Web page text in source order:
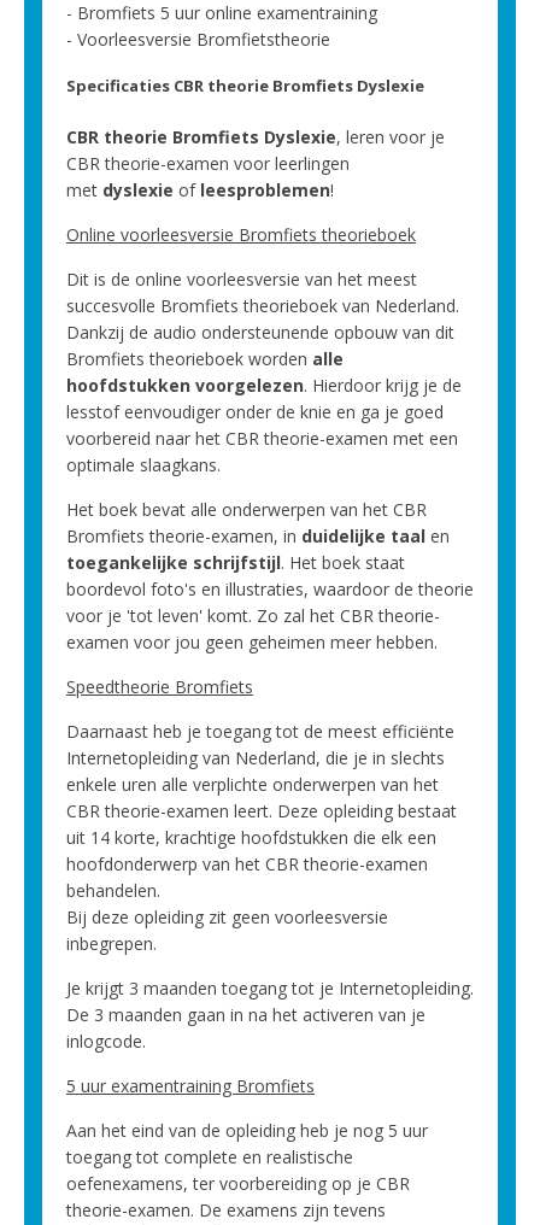
Bromfiets 5 uur online examentraining
Voorleesversie Bromfietstheorie
Specificaties CBR theorie Bromfiets Dyslexie
CBR theorie Bromfiets Dyslexie, leren voor je
CBR theorie-examen voor leerlingen
met dyslexie of leesproblemen!
Online voorleesversie Bromfiets theorieboek
Dit is de online voorleesversie van het meest
succesvolle Bromfiets theorieboek van Nederland.
Dankzij de audio ondersteunende opbouw van dit
Bromfiets theorieboek worden alle
hoofdstukken voorgelezen. Hierdoor krijg je de
lesstof eenvoudiger onder de knie en ga je goed
voorbereid naar het CBR theorie-examen met een
optimale slaagkans.
Het boek bevat alle onderwerpen van het CBR
Bromfiets theorie-examen, in duidelijke taal en
toegankelijke schrijfstijl. Het boek staat
boordevol foto's en illustraties, waardoor de theorie
voor je 'tot leven' komt. Zo zal het CBR theorie-
examen voor jou geen geheimen meer hebben.
Speedtheorie Bromfiets
Daarnaast heb je toegang tot de meest efficiënte
Internetopleiding van Nederland, die je in slechts
enkele uren alle verplichte onderwerpen van het
CBR theorie-examen leert. Deze opleiding bestaat
uit 14 korte, krachtige hoofdstukken die elk een
hoofdonderwerp van het CBR theorie-examen
behandelen.
Bij deze opleiding zit geen voorleesversie
inbegrepen.
Je krijgt 3 maanden toegang tot je Internetopleiding.
De 3 maanden gaan in na het activeren van je
inlogcode.
5 uur examentraining Bromfiets
Aan het eind van de opleiding heb je nog 5 uur
toegang tot complete en realistische
oefenexamens, ter voorbereiding op je CBR
theorie-examen. De examens zijn tevens